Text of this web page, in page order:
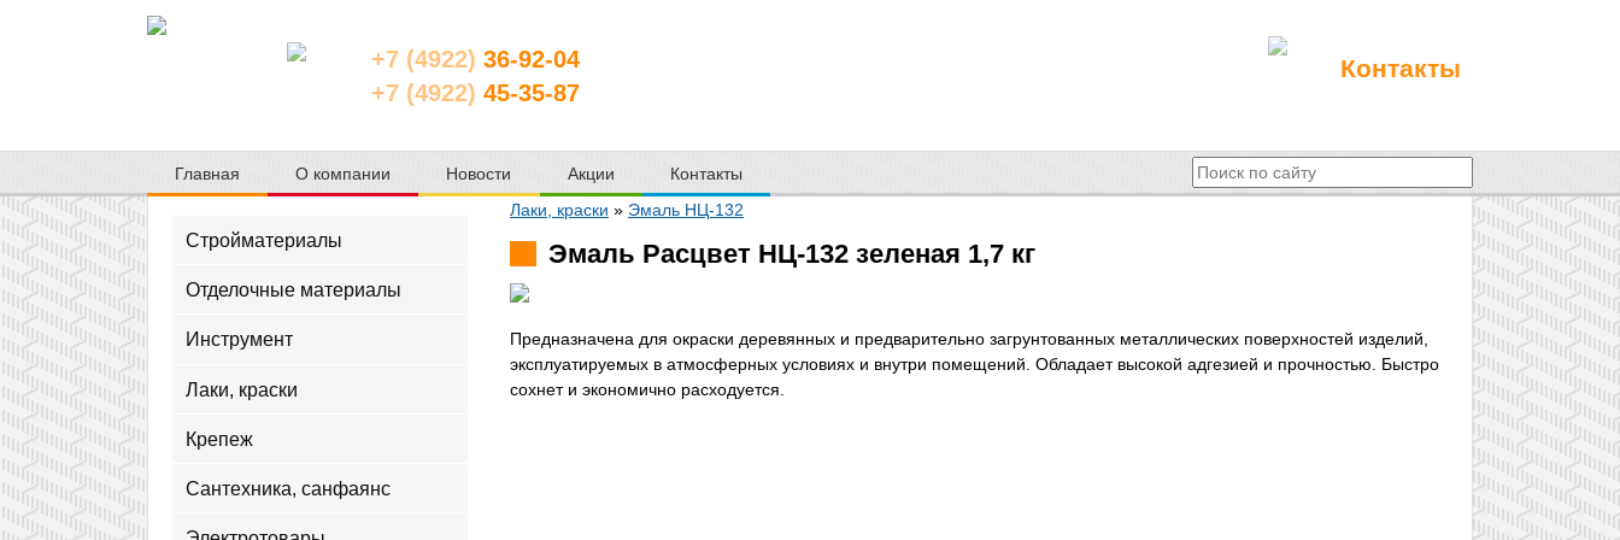
+7 (4922) 36-92-04
+7 (4922) 45-35-87
Контакты
Главная О компании Новости Акции Контакты
Стройматериалы
Отделочные материалы
Инструмент
Лаки, краски
Крепеж
Сантехника, санфаянс
Лаки, краски » Эмаль НЦ-132
Эмаль Расцвет НЦ-132 зеленая 1,7 кг
Предназначена для окраски деревянных и предварительно загрунтованных металлических поверхностей изделий,
эксплуатируемых в атмосферных условиях и внутри помещений. Обладает высокой адгезией и прочностью. Быстро
сохнет и экономично расходуется.